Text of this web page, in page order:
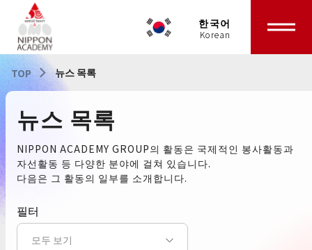
한국어
TOP 뉴스 목록
뉴스 목록
NIPPON ACADEMY GROUP의 활동은 국제적인 봉사활동과
자선활동 등 다양한 분야에 걸쳐 있습니다.
다음은 그 활동의 일부를 소개합니다.
필터